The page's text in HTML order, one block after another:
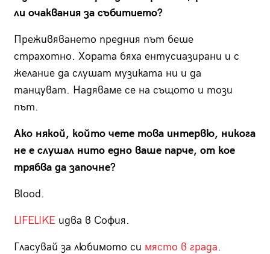
ли очаквания за събитието?
Преживяването предния път беше
страхотно. Хората бяха ентусиазирани и с
желание да слушат музиката ни и да
танцуват. Надяваме се на същото и този
път.
Ако някой, който чете това интервю, никога
не е слушал нито едно ваше парче, от кое
трябва да започне?
Blood.
LIFELIKE идва в София.
Гласувай за любимото си място в града.